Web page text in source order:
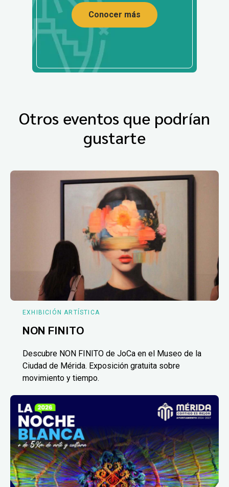
Conocer más
Otros eventos que podrían
gustarte
EXHIBICIÓN ARTÍSTICA
NON FINITO
Descubre NON FINITO de JoCa en el Museo de la
Ciudad de Mérida. Exposición gratuita sobre
movimiento y tiempo.